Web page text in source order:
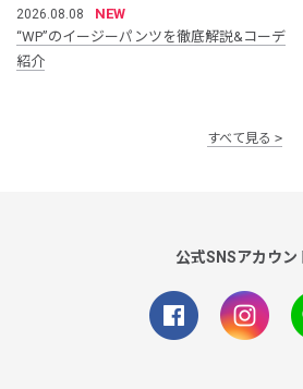
2026.08.08
NEW
“WP”のイージーパンツを徹底解説&コーデ
紹介
すべて見る
公式SNSアカウン